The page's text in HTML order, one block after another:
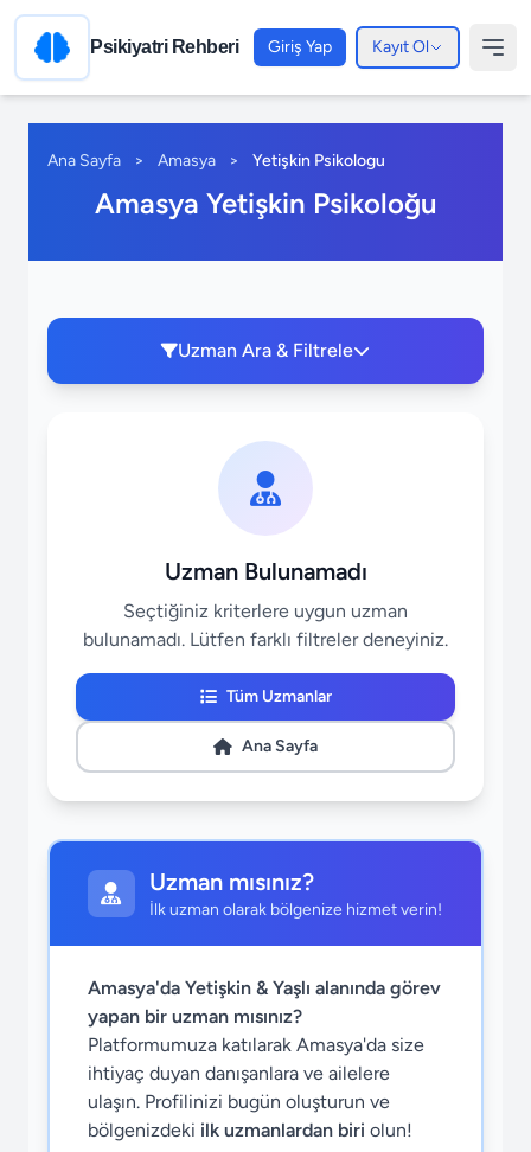
Psikiyatri Rehberi Giriş Yap Kayıt Ol
Ana Sayfa > Amasya > Yetişkin Psikologu
Amasya Yetişkin Psikoloğu
Uzman Ara & Filtrele
Uzman Bulunamadı
Seçtiğiniz kriterlere uygun uzman
bulunamadı. Lütfen farklı filtreler deneyiniz.
Tüm Uzmanlar
Ana Sayfa
Uzman mısınız?
İlk uzman olarak bölgenize hizmet verin!
Amasya'da Yetişkin & Yaşlı alanında görev
yapan bir uzman mısınız?
Platformumuza katılarak Amasya'da size
ihtiyaç duyan danışanlara ve ailelere
ulaşın. Profilinizi bugün oluşturun ve
bölgenizdeki ilk uzmanlardan biri olun!